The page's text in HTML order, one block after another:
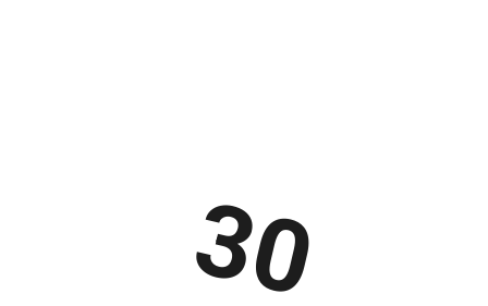
ЯЗЫКА В МЕКСИКЕ
30